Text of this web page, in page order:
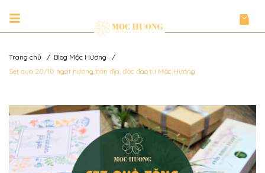
Trang chủ / Blog Mộc Hương
/
Set quà 20/10 ngát hương bản địa, độc đáo từ Mộc Hương